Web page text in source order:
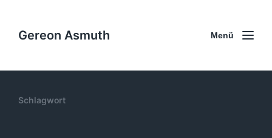
Gereon Asmuth Menü
Schlagwort